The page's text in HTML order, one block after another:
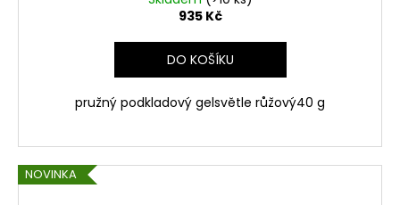
935 Kč
DO KOŠÍKU
pružný podkladový gelsvětle růžový40 g
NOVINKA